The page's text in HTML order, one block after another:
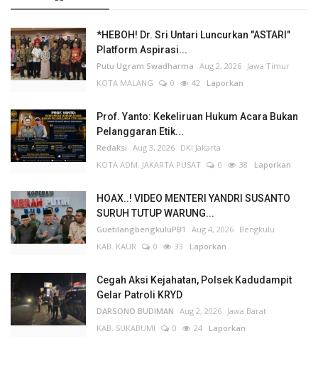
*HEBOH! Dr. Sri Untari Luncurkan "ASTARI"
Platform Aspirasi...
Putu Ugram Swadharma Aug 2, 2026 Jawa Timur
KOTA MALANG
0 42 Laporkan
Prof. Yanto: Kekeliruan Hukum Acara Bukan
Pelanggaran Etik...
Redaksi Aug 3, 2026 DKI Jakarta
KOTA ADM. JAKARTA PUSAT
0 38 Laporkan
HOAX..! VIDEO MENTERI YANDRI SUSANTO
SURUH TUTUP WARUNG...
GuetilangbengkuluPB1 Aug 4, 2026 Bengkulu
KAB. KAUR
0 33 Laporkan
Cegah Aksi Kejahatan, Polsek Kadudampit
Gelar Patroli KRYD
DARSONO BUDIMAN Aug 2, 2026 Jawa Barat
KAB. SUKABUMI
0 24 Laporkan